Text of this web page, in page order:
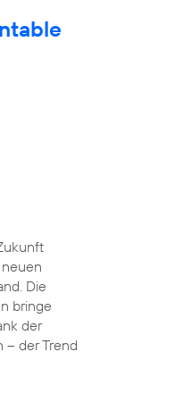
Die
bringe
der
– der Trend